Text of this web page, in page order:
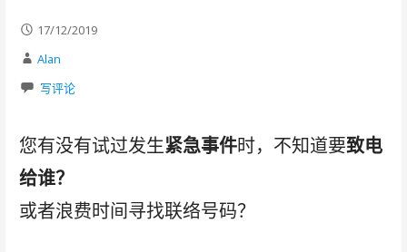
17/12/2019
Alan
写评论
您有没有试过发生紧急事件时，不知道要致电
给谁？
或者浪费时间寻找联络号码？